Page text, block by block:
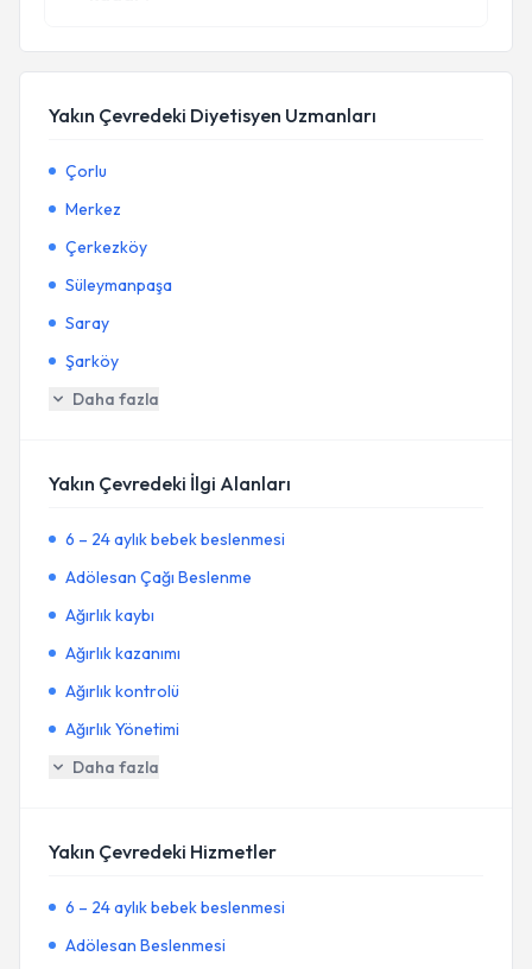
Yakın Çevredeki Diyetisyen Uzmanları
Çorlu
Merkez
Çerkezköy
Süleymanpaşa
Saray
Şarköy
Daha fazla
Yakın Çevredeki İlgi Alanları
6 – 24 aylık bebek beslenmesi
Adölesan Çağı Beslenme
Ağırlık kaybı
Ağırlık kazanımı
Ağırlık kontrolü
Ağırlık Yönetimi
Daha fazla
Yakın Çevredeki Hizmetler
6 – 24 aylık bebek beslenmesi
Adölesan Beslenmesi